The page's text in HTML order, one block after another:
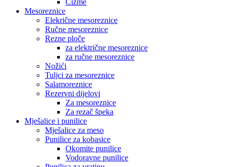
Čizme
Mesoreznice
Elekrične mesoreznice
Ručne mesoreznice
Rezne ploče
za električne mesoreznice
za ručne mesoreznice
Nožići
Tuljci za mesoreznice
Salamoreznice
Rezervni dijelovi
Za mesoreznice
Za rezač špeka
Mješalice i punilice
Mješalice za meso
Punilice za kobasice
Okomite punilice
Vodoravne punilice